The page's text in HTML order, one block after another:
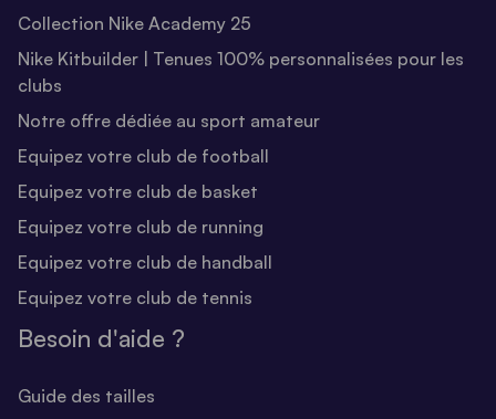
Collection Nike Academy 25
Nike Kitbuilder | Tenues 100% personnalisées pour les
clubs
Notre offre dédiée au sport amateur
Equipez votre club de football
Equipez votre club de basket
Equipez votre club de running
Equipez votre club de handball
Equipez votre club de tennis
Besoin d'aide ?
Guide des tailles